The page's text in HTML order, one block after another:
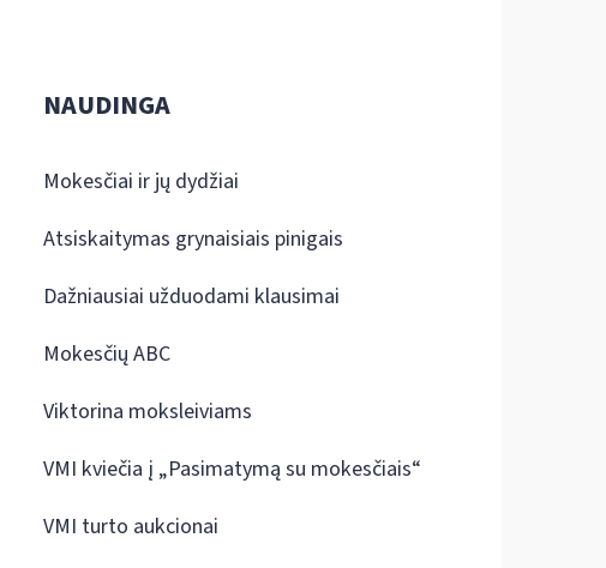
NAUDINGA
Mokesčiai ir jų dydžiai
Atsiskaitymas grynaisiais pinigais
Dažniausiai užduodami klausimai
Mokesčių ABC
Viktorina moksleiviams
VMI kviečia į „Pasimatymą su mokesčiais“
VMI turto aukcionai